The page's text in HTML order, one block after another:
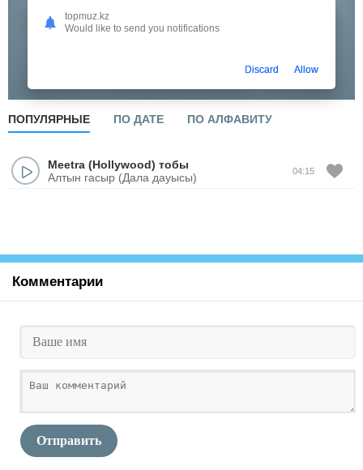
творчество одного из самых перспективных артистов
Казахстана!
ПОПУЛЯРНЫЕ ПО ДАТЕ ПО АЛФАВИТУ
Meetra (Hollywood) тобы
Алтын гасыр (Дала дауысы)
04:15
Комментарии
Отправить
topmuz.kz
Would like to send you notifications
Discard Allow